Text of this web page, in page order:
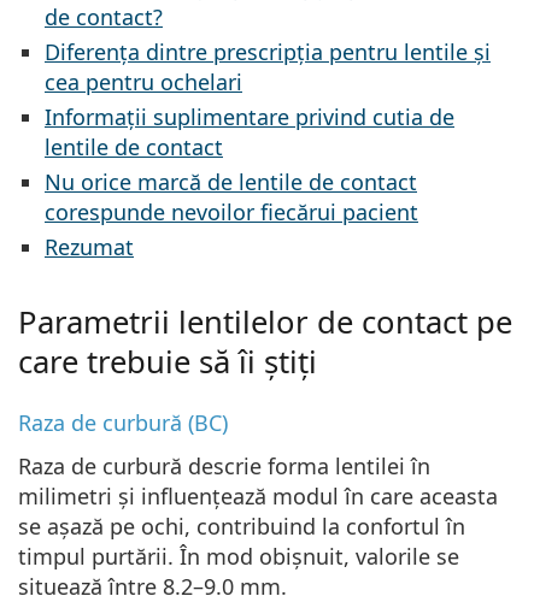
Persol
Prada
Toate mărcile
de contact?
Diferența dintre prescripția pentru lentile și
cea pentru ochelari
Informații suplimentare privind cutia de
lentile de contact
Nu orice marcă de lentile de contact
corespunde nevoilor fiecărui pacient
Rezumat
Parametrii lentilelor de contact pe
care trebuie să îi știți
Raza de curbură (BC)
Raza de curbură descrie forma lentilei în
milimetri și influențează modul în care aceasta
se așază pe ochi, contribuind la confortul în
timpul purtării. În mod obișnuit, valorile se
situează între 8.2–9.0 mm.